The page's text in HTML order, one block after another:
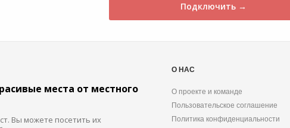
Подключить →
места от местного
Вы можете посетить их
О НАС
О проекте и команде
Пользовательское соглашение
Политика конфиденциальности